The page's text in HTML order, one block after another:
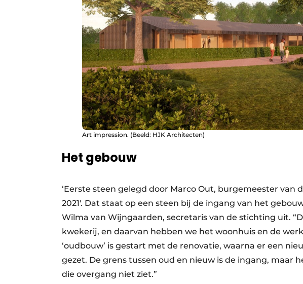
Art impression. (Beeld: HJK Architecten)
Het gebouw
‘Eerste steen gelegd door Marco Out, burgemeester van
2021′. Dat staat op een steen bij de ingang van het
Wilma van Wijngaarden, secretaris van de stichting uit.
kwekerij, en daarvan hebben we het woonhuis en de
‘oudbouw’ is gestart met de renovatie, waarna er een
gezet. De grens tussen oud en nieuw is de ingang, maar
die overgang niet ziet.”